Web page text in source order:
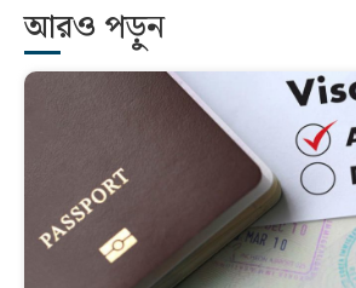
আরও পড়ুন